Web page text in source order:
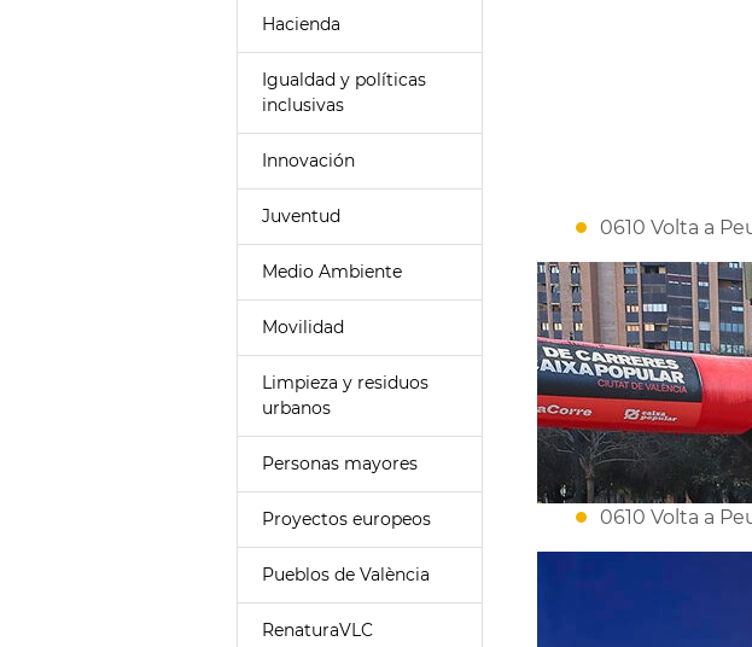
Hacienda
Igualdad y políticas
inclusivas
Innovación
Juventud
Medio Ambiente
Movilidad
Limpieza y residuos
urbanos
Personas mayores
Proyectos europeos
Pueblos de València
RenaturaVLC
0610 Volta a
0610 Volta a